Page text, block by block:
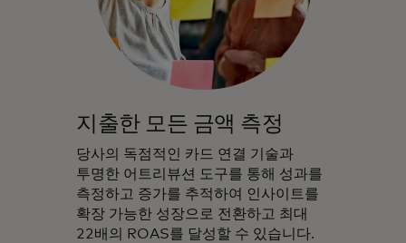
지출한 모든 금액 측정
당사의 독점적인 카드 연결 기술과
투명한 어트리뷰션 도구를 통해 성과를
측정하고 증가를 추적하여 인사이트를
확장 가능한 성장으로 전환하고 최대
22배의 ROAS를 달성할 수 있습니다.